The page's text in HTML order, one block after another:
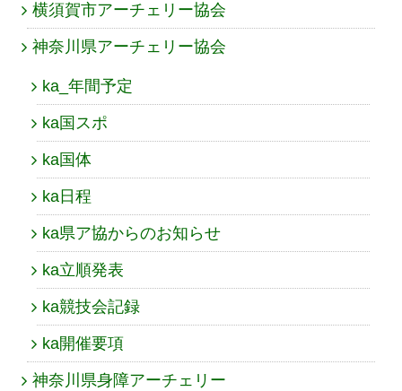
横須賀市アーチェリー協会
神奈川県アーチェリー協会
ka_年間予定
ka国スポ
ka国体
ka日程
ka県ア協からのお知らせ
ka立順発表
ka競技会記録
ka開催要項
神奈川県身障アーチェリー